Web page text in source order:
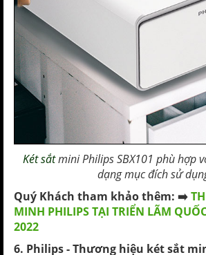
Két sắtmini Philips SBX101 phù hợp
dạng mục đích sử
Quý Khách tham khảo thêm: ➡️
MINH PHILIPS TẠI TRIỂN LÃM
2022
6. Philips - Thương hiệu két sắt